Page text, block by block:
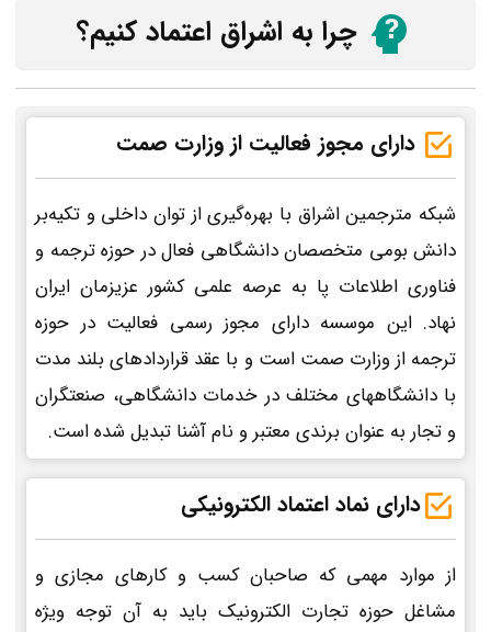
چرا به اشراق اعتماد کنیم؟
دارای مجوز فعالیت از وزارت صمت
شبکه مترجمین اشراق با بهره‌گیری از توان داخلی و تکیه‌بر
دانش بومی متخصصان دانشگاهی فعال در حوزه ترجمه و
فناوری اطلاعات پا به عرصه علمی کشور عزیزمان ایران
نهاد. این موسسه دارای مجوز رسمی فعالیت در حوزه
ترجمه از وزارت صمت است و با عقد قراردادهای بلند مدت
با دانشگاههای مختلف در خدمات دانشگاهی، صنعتگران
و تجار به عنوان برندی معتبر و نام آشنا تبدیل شده است.
دارای نماد اعتماد الکترونیکی
از موارد مهمی که صاحبان کسب و کارهای مجازی و
مشاغل حوزه تجارت الکترونیک باید به آن توجه ویژه